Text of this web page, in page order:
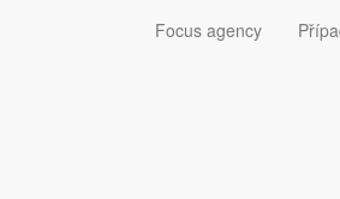
Focus agency